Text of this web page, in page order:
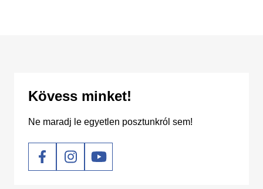
Kövess minket!
Ne maradj le egyetlen posztunkról sem!
Social